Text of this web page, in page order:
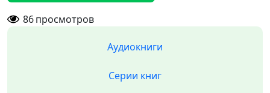
86просмотров
Аудиокниги
Серии книг